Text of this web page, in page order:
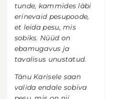
tunde, kammides läbi
erinevaid pesupoode,
et leida pesu, mis
sobiks. Nüüd on
ebamugavus ja
tavalisus unustatud.
Tänu Karisele saan
valida endale sobiva